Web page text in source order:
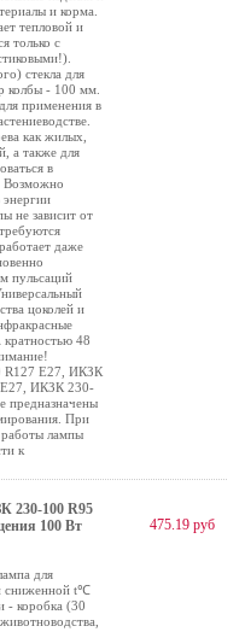
и корма.
тепловой и
только с
стекла для
колбы - 100 мм.
применения в
как жилых,
а также для
в
Возможно
не зависит от
даже
пульсаций
цоколей и
48
R127 E27, ИКЗК
ИКЗК 230-
предназначены
При
лампы
к
230-100 R95
100 Вт
для
сниженной t℃
- коробка (30
475.19 руб